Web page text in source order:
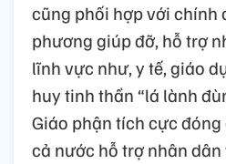
cũng phối hợp với chính
phương giúp đỡ, hỗ trợ
lĩnh vực như, y tế, giáo
huy tinh thần “lá lành
Giáo phận tích cực
cả nước hỗ trợ nhân